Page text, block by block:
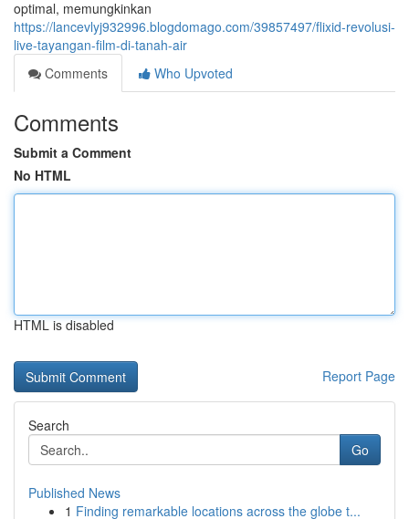
optimal, memungkinkan
https://lancevlyj932996.blogdomago.com/39857497/flixid-revolusi-
live-tayangan-film-di-tanah-air
Comments
Who Upvoted
Comments
Submit a Comment
No HTML
HTML is disabled
Report Page
Search
Go
Published News
1 Finding remarkable locations across the globe t...